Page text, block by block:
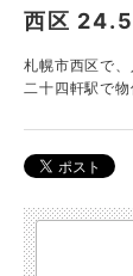
西区
札幌市西区で、
二十四軒駅で